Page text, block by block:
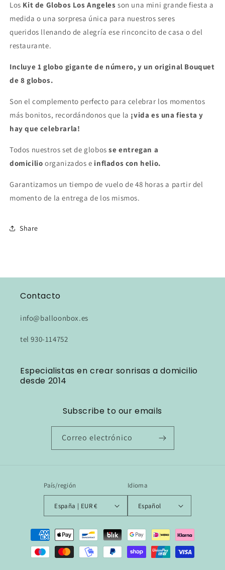
Los Kit de Globos Los Angeles son una mini grande fiesta a
medida o una sorpresa única para nuestros seres
queridos llenando de alegría ese rinconcito de casa o del
restaurante.
Incluye 1 globo gigante de número, y un original Bouquet
de 8 globos.
Son el complemento perfecto para celebrar los momentos
más bonitos, recordándonos que la ¡vida es una fiesta y
hay que celebrarla!
Todos nuestros set de globos se entregan a
domicilio organizados e inflados con helio.
Garantizamos un tiempo de vuelo de 48 horas a partir del
momento de la entrega de los mismos.
Share
Contacto
info@balloonbox.es
tel 930-114752
Especialistas en crear sonrisas a domicilio
desde 2014
Subscribe to our emails
Correo electrónico
País/región
España | EUR €
Idioma
Español
Formas
pago